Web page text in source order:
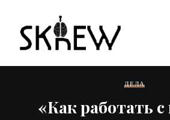
ДЕЛА
«Как работать